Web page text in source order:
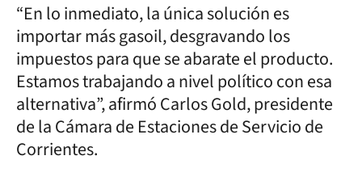
“En lo inmediato, la única solución es
importar más gasoil, desgravando los
impuestos para que se abarate el producto.
Estamos trabajando a nivel político con esa
alternativa”, afirmó Carlos Gold, presidente
de la Cámara de Estaciones de Servicio de
Corrientes.